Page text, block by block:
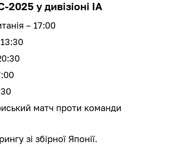
2025 у дивізіоні IA
– 17:00
матч проти команди
зі збірної Японії.